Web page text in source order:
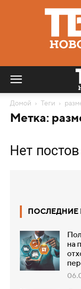
Домой Теги
Метка:
Нет
ПОСЛЕДНИЕ
на